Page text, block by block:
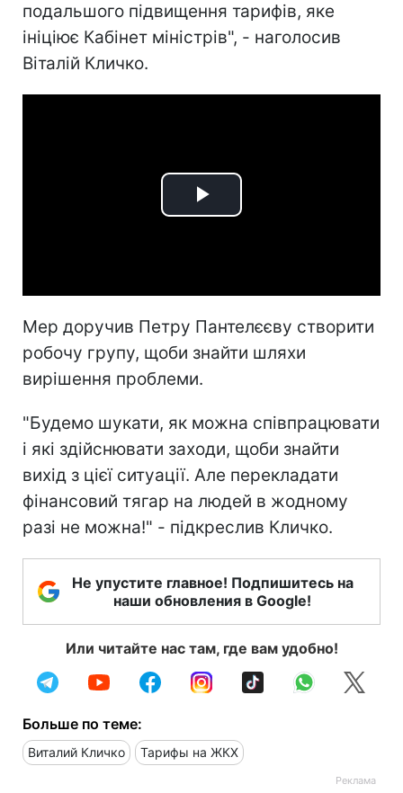
подальшого підвищення тарифів, яке
ініціює Кабінет міністрів", - наголосив
Віталій Кличко.
Play
Мер доручив Петру Пантелєєву створити
робочу групу, щоби знайти шляхи
вирішення проблеми.
"Будемо шукати, як можна співпрацювати
і які здійснювати заходи, щоби знайти
вихід з цієї ситуації. Але перекладати
фінансовий тягар на людей в жодному
разі не можна!" - підкреслив Кличко.
Не упустите главное! Подпишитесь на
наши обновления в Google!
Или читайте нас там, где вам удобно!
Больше по теме:
Виталий Кличко Тарифы на ЖКХ